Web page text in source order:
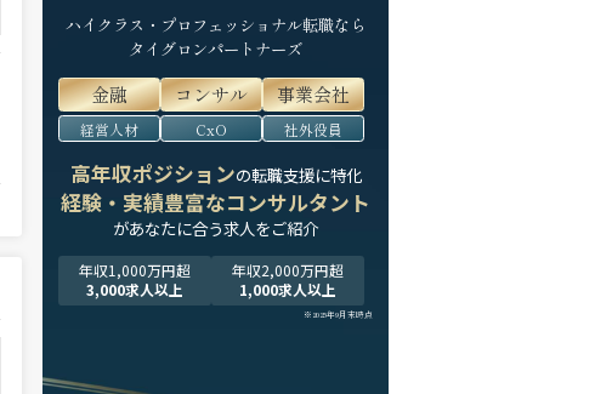
ハイクラス・プロフェッショナル転職なら
タイグロンパートナーズ
金融 コンサル 事業会社
経営人材 CxO 社外役員
高年収ポジションの転職支援に特化
経験・実績豊富なコンサルタント
があなたに合う求人をご紹介
年収1,000万円超
3,000求人以上
年収2,000万円超
1,000求人以上
※2025年9月末時点